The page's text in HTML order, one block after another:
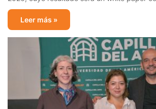
Leer más »